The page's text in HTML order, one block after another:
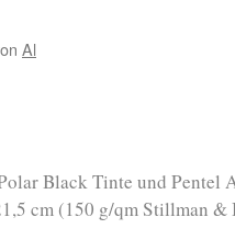
Al
Black Tinte und Pentel
cm (150 g/qm Stillman